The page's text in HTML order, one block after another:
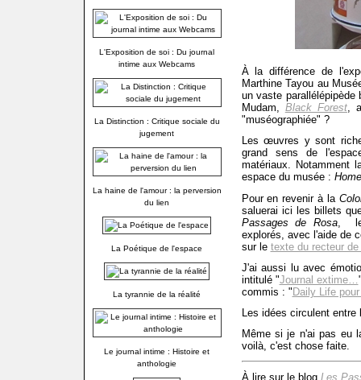
L'Exposition de soi : Du journal
intime aux Webcams
La Distinction : Critique sociale du
jugement
La haine de l'amour : la perversion
du lien
La Poétique de l'espace
La tyrannie de la réalité
Le journal intime : Histoire et
anthologie
À la différence de
Marthine Tayou au
un vaste
Mudam, Black Forest,
"muséographiée" ?
Les œuvres y sont
grand sens de
matériaux. Notamment
espace du musée :
Pour en revenir à la
saluerai ici les billets
Passages de Rosa ,
explorés, avec l'aide de
sur le texte du recteur
J'ai aussi lu avec
intitulé "Journal extime…
commis : "Daily Life
Les idées circulent
Même si je n'ai pas eu
voilà, c'est chose faite.
À lire sur le blog Les